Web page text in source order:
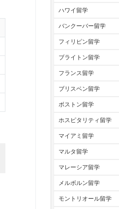
ハワイ留学
バンクーバー留学
フィリピン留学
ブライトン留学
フランス留学
ブリスベン留学
ボストン留学
ホスピタリティ留学
マイアミ留学
マルタ留学
マレーシア留学
メルボルン留学
モントリオール留学